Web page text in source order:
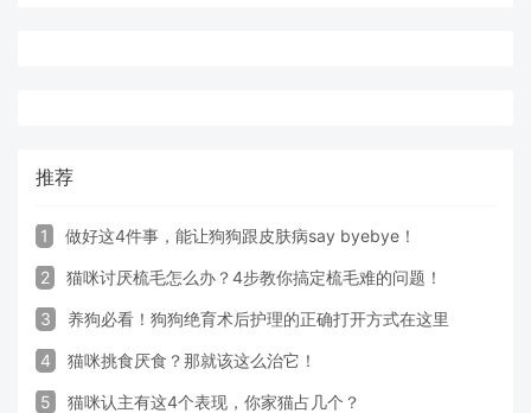
推荐
1 做好这4件事，能让狗狗跟皮肤病say byebye！
2 猫咪讨厌梳毛怎么办？4步教你搞定梳毛难的问题！
3 养狗必看！狗狗绝育术后护理的正确打开方式在这里
4 猫咪挑食厌食？那就该这么治它！
5 猫咪认主有这4个表现，你家猫占几个？